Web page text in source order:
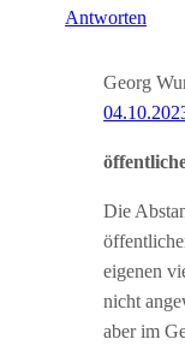
Antworten
Georg
Die
eigenen
nicht
aber im